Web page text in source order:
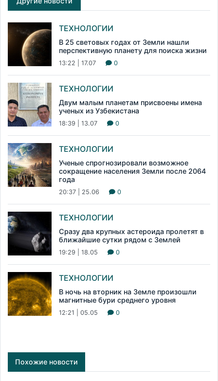
ТЕХНОЛОГИИ
В 25 световых годах от Земли нашли
перспективную планету для поиска жизни
13:22 | 17.07 0
ТЕХНОЛОГИИ
Двум малым планетам присвоены имена
ученых из Узбекистана
18:39 | 13.07 0
ТЕХНОЛОГИИ
Ученые спрогнозировали возможное
сокращение населения Земли после 2064
года
20:37 | 25.06 0
ТЕХНОЛОГИИ
Сразу два крупных астероида пролетят в
ближайшие сутки рядом с Землей
19:29 | 18.05 0
ТЕХНОЛОГИИ
В ночь на вторник на Земле произошли
магнитные бури среднего уровня
12:21 | 05.05 0
Похожие новости